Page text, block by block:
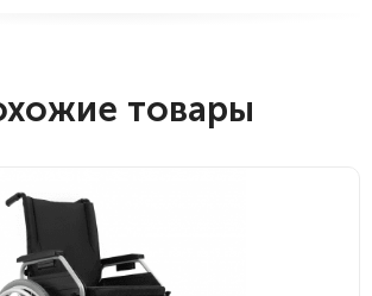
товары